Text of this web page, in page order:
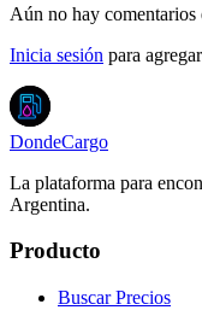
Aún no hay comentarios
Inicia sesión para
DondeCargo
La plataforma para
Argentina.
Producto
Buscar Precios